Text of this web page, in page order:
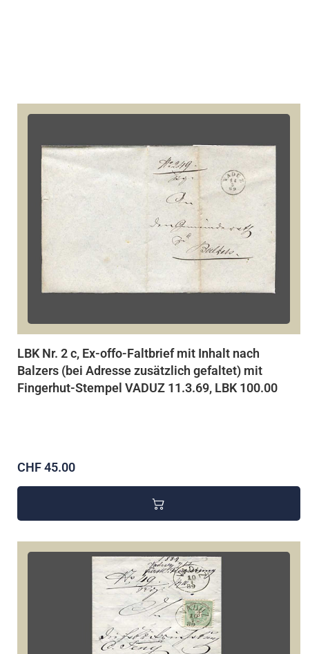
LBK Nr. 2 c, Ex-offo-Faltbrief mit Inhalt nach
Balzers (bei Adresse zusätzlich gefaltet) mit
Fingerhut-Stempel VADUZ 11.3.69, LBK 100.00
CHF 45.00